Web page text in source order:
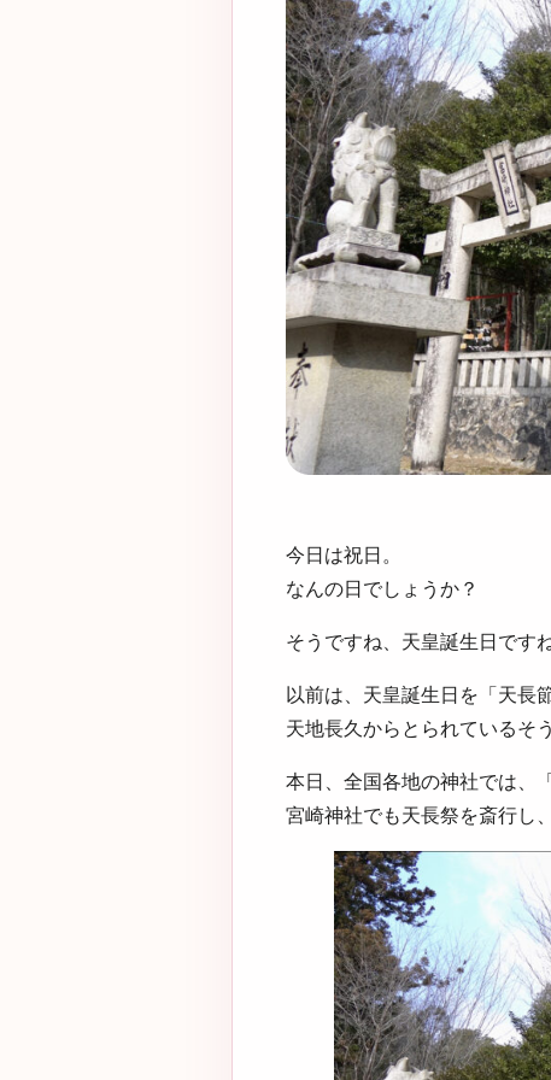
今日は祝日。
なんの日でしょうか？
そうですね、天皇誕生日ですね
以前は、天皇誕生日を「天長
天地長久からとられているそ
本日、全国各地の神社では、
宮崎神社でも天長祭を斎行し